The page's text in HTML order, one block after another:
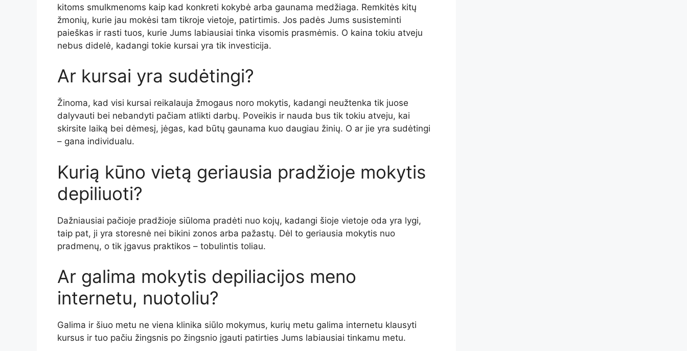
kitoms smulkmenoms kaip kad konkreti kokybė arba gaunama medžiaga. Remkitės kitų
žmonių, kurie jau mokėsi tam tikroje vietoje, patirtimis. Jos padės Jums susisteminti
paieškas ir rasti tuos, kurie Jums labiausiai tinka visomis prasmėmis. O kaina tokiu atveju
nebus didelė, kadangi tokie kursai yra tik investicija.
Ar kursai yra sudėtingi?
Žinoma, kad visi kursai reikalauja žmogaus noro mokytis, kadangi neužtenka tik juose
dalyvauti bei nebandyti pačiam atlikti darbų. Poveikis ir nauda bus tik tokiu atveju, kai
skirsite laiką bei dėmesį, jėgas, kad būtų gaunama kuo daugiau žinių. O ar jie yra sudėtingi
– gana individualu.
Kurią kūno vietą geriausia pradžioje mokytis
depiliuoti?
Dažniausiai pačioje pradžioje siūloma pradėti nuo kojų, kadangi šioje vietoje oda yra lygi,
taip pat, ji yra storesnė nei bikini zonos arba pažastų. Dėl to geriausia mokytis nuo
pradmenų, o tik įgavus praktikos – tobulintis toliau.
Ar galima mokytis depiliacijos meno
internetu, nuotoliu?
Galima ir šiuo metu ne viena klinika siūlo mokymus, kurių metu galima internetu klausyti
kursus ir tuo pačiu žingsnis po žingsnio įgauti patirties Jums labiausiai tinkamu metu.